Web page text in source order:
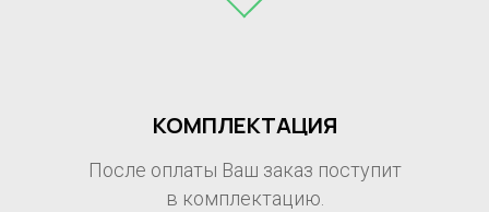
КОМПЛЕКТАЦИЯ
После оплаты Ваш заказ поступит
в комплектацию.